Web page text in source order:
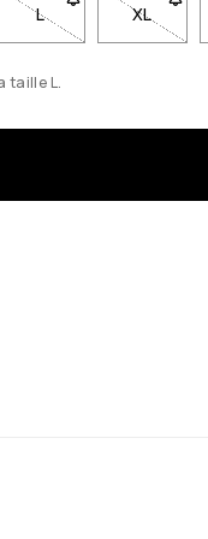
L- Taille L nonXL- Taille
taille L.